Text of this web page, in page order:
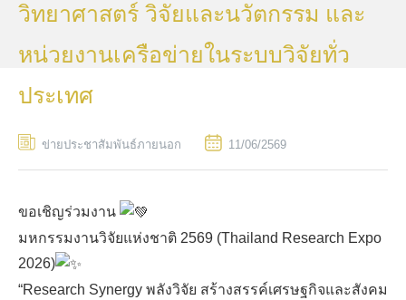
วิทยาศาสตร์ วิจัยและนวัตกรรม และ
หน่วยงานเครือข่ายในระบบวิจัยทั่ว
ประเทศ
ข่ายประชาสัมพันธ์ภายนอก 11/06/2569
ขอเชิญร่วมงาน
มหกรรมงานวิจัยแห่งชาติ 2569 (Thailand Research Expo
2026)
“Research Synergy พลังวิจัย สร้างสรรค์เศรษฐกิจและสังคม